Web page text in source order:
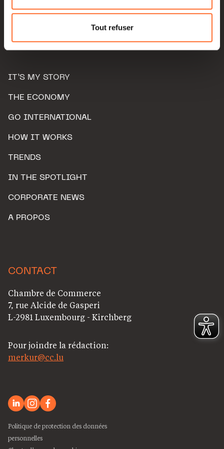
Pour de plus amples informations sur la manière dont
nous utilisons lescookies et sommes amenés à traiter
Charte d’usage des cookieset notrePolitique de
Tout refuser
IT’S MY STORY
THE ECONOMY
GO INTERNATIONAL
HOW IT WORKS
TRENDS
IN THE SPOTLIGHT
CORPORATE NEWS
A PROPOS
CONTACT
Chambre de Commerce
7, rue Alcide de Gasperi
L-2981 Luxembourg - Kirchberg
Pour joindre la rédaction:
merkur@cc.lu
Politique de protection des données
personnelles